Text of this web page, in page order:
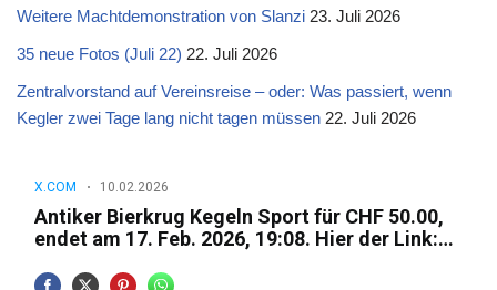
Weitere Machtdemonstration von Slanzi 23. Juli 2026
35 neue Fotos (Juli 22) 22. Juli 2026
Zentralvorstand auf Vereinsreise – oder: Was passiert, wenn
Kegler zwei Tage lang nicht tagen müssen 22. Juli 2026